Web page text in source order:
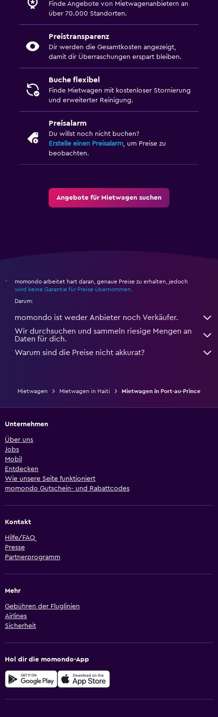
Finde Angebote von Mietwagenanbietern an
über 70.000 Standorten.
Preistransparenz
Dir werden die Gesamtkosten angezeigt,
damit dir Überraschungen erspart bleiben.
Buche flexibel
Finde Mietwagen mit kostenloser Stornierung
und erweiterter Reinigung.
Preisalarm
Du willst noch nicht buchen?
Erstelle einen Preisalarm, um Preise zu
beobachten.
Angebote für Mietwagen suchen
*
momondo arbeitet hart daran, genaue Preise zu erhalten, jedoch
wird keine Garantie für Preise übernommen.
Darum:
momondo ist weder Anbieter noch Verkäufer.
Wir durchsuchen und sammeln riesige Mengen an
Daten für dich.
Warum sind die Preise nicht akkurat?
Mietwagen Mietwagen in Haiti Mietwagen in Port-au-Prince
Unternehmen
Über uns
Jobs
Mobil
Entdecken
Wie unsere Seite funktioniert
momondo Gutschein- und Rabattcodes
Kontakt
Hilfe/FAQ
Presse
Partnerprogramm
Mehr
Gebühren der Fluglinien
Airlines
Sicherheit
Hol dir die momondo-App